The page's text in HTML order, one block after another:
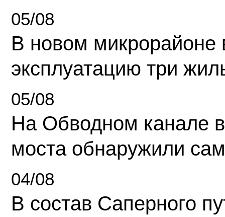
05/08
В новом микрорайоне
эксплуатацию три
05/08
На Обводном канале
моста обнаружили
04/08
В состав Саперного